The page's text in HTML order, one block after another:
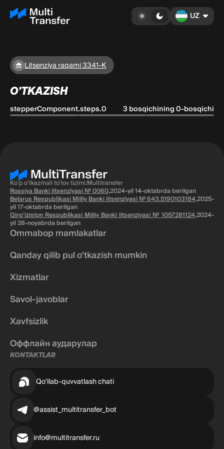
UZ
Litsenziya raqami 3341-K
O'TKAZISH
stepperComponent.steps.0 3 bosqichining 0-bosqichi
Ko'p o'tkazmali to'lov tizimi:Multitransfer
Rossiya Banki litsenziyasi № 0060,2024-yil 14-oktabrda berilgan
Belarus Respublikasi Milliy Banki litsenziyasi № 643.5190103184,2025-
yil 17-oktabrda berilgan
Qirg'iziston Respublikasi Milliy Banki litsenziyasi № 1057281124,2024-
yil 28-noyabrda berilgan
Ommabop mamlakatlar
Qanday qilib pul o'tkazish mumkin
Xizmatlar
Savol-javoblar
Xavfsizlik
Оффлайн аударулар
KONTAKTLAR
Qo'llab-quvvatlash chati
@assist_multitransfer_bot
info@multitransfer.ru